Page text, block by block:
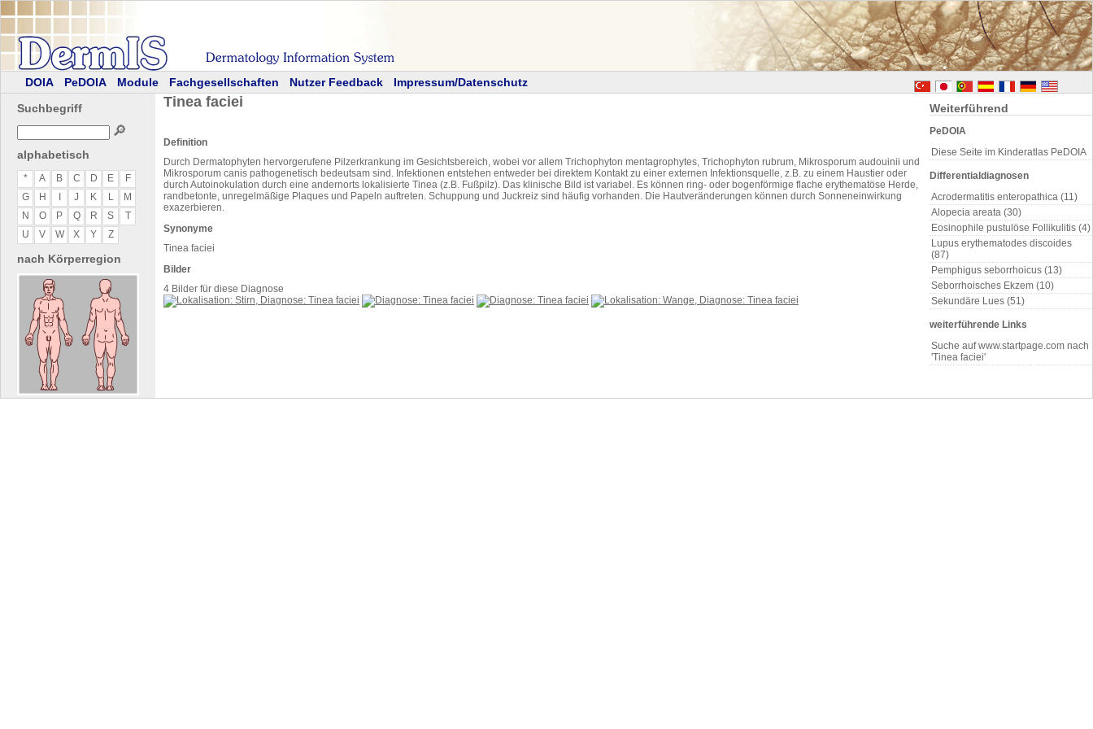
DOIA PeDOIA Module Fachgesellschaften Nutzer Feedback
Impressum/Datenschutz
Suchbegriff
🔎
alphabetisch
* A B C D E
F
G
H J K L
M
N
O P Q R S
T
U
V W X Y Z
nach Körperregion
Weiterführend
PeDOIA
Diese Seite im Kinderatlas PeDOIA
Differentialdiagnosen
Acrodermatitis enteropathica (11)
Alopecia areata (30)
Eosinophile pustulöse Follikulitis (4)
Lupus erythematodes discoides
(87)
Pemphigus seborrhoicus (13)
Seborrhoisches Ekzem (10)
Sekundäre Lues (51)
weiterführende Links
Suche auf www.startpage.com nach
'Tinea faciei'
Tinea faciei
Definition
Durch Dermatophyten hervorgerufene Pilzerkrankung im Gesichtsbereich, wobei vor allem Trichophyton mentagrophytes, Trichophyton rubrum, Mikrosporum audouinii und
Mikrosporum canis pathogenetisch bedeutsam sind. Infektionen entstehen entweder bei direktem Kontakt zu einer externen Infektionsquelle, z.B. zu einem Haustier oder
durch Autoinokulation durch eine andernorts lokalisierte Tinea (z.B. Fußpilz). Das klinische Bild ist variabel. Es können ring- oder bogenförmige flache erythematöse Herde,
randbetonte, unregelmäßige Plaques und Papeln auftreten. Schuppung und Juckreiz sind häufig vorhanden. Die Hautveränderungen können durch Sonneneinwirkung
exazerbieren.
Synonyme
Tinea faciei
Bilder
4 Bilder für diese Diagnose